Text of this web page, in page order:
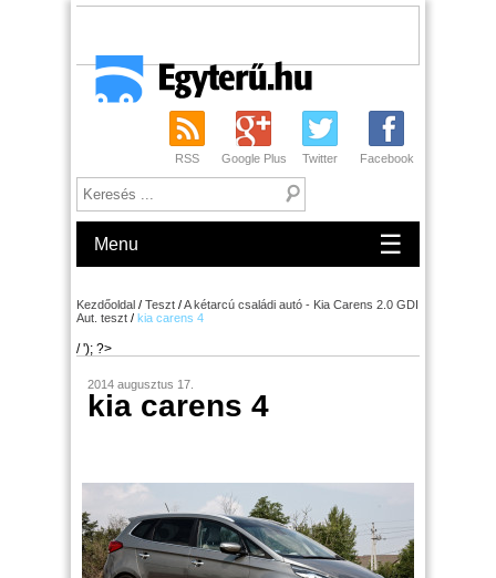
RSS Google Plus Twitter Facebook
Menu ☰
Kezdőoldal / Teszt /A kétarcú családi autó - Kia Carens 2.0 GDI
Aut. teszt / kia carens 4
/ '); ?>
2014 augusztus 17.
kia carens 4